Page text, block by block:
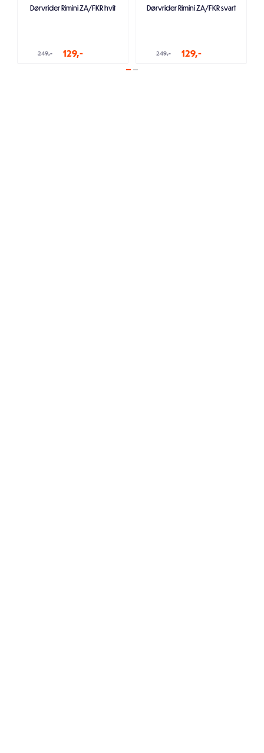
Dørvrider Rimini ZA/FKR hvit
249,- 129,-
Dørvrider Rimini ZA/FKR svart
249,- 129,-